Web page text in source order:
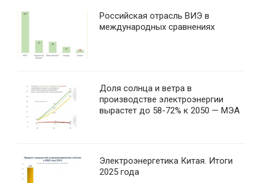
Российская отрасль ВИЭ в
международных сравнениях
Доля солнца и ветра в
производстве электроэнергии
вырастет до 58-72% к 2050 — МЭА
Электроэнергетика Китая. Итоги
2025 года